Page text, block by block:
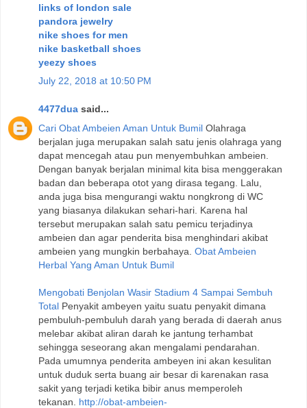
links of london sale
pandora jewelry
nike shoes for men
nike basketball shoes
yeezy shoes
July 22, 2018 at 10:50 PM
4477dua said...
Cari Obat Ambeien Aman Untuk Bumil Olahraga
berjalan juga merupakan salah satu jenis olahraga yang
dapat mencegah atau pun menyembuhkan ambeien.
Dengan banyak berjalan minimal kita bisa menggerakan
badan dan beberapa otot yang dirasa tegang. Lalu,
anda juga bisa mengurangi waktu nongkrong di WC
yang biasanya dilakukan sehari-hari. Karena hal
tersebut merupakan salah satu pemicu terjadinya
ambeien dan agar penderita bisa menghindari akibat
ambeien yang mungkin berbahaya. Obat Ambeien
Herbal Yang Aman Untuk Bumil
Mengobati Benjolan Wasir Stadium 4 Sampai Sembuh
Total Penyakit ambeyen yaitu suatu penyakit dimana
pembuluh-pembuluh darah yang berada di daerah anus
melebar akibat aliran darah ke jantung terhambat
sehingga seseorang akan mengalami pendarahan.
Pada umumnya penderita ambeyen ini akan kesulitan
untuk duduk serta buang air besar di karenakan rasa
sakit yang terjadi ketika bibir anus memperoleh
tekanan. http://obat-ambeien-